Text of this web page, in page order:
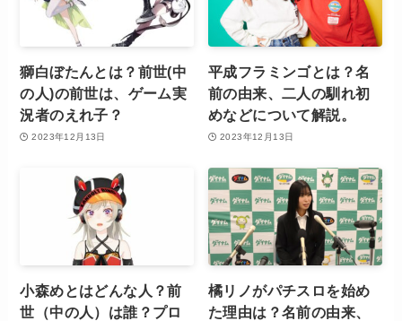
獅白ぼたんとは？前世(中
の人)の前世は、ゲーム実
況者のえれ子？
2023年12月13日
平成フラミンゴとは？名
前の由来、二人の馴れ初
めなどについて解説。
2023年12月13日
小森めとはどんな人？前
世（中の人）は誰？プロ
橘リノがパチスロを始め
た理由は？名前の由来、